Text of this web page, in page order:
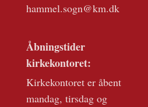
hammel.sogn@km.dk
Åbningstider
kirkekontoret:
Kirkekontoret er åbent
mandag, tirsdag og